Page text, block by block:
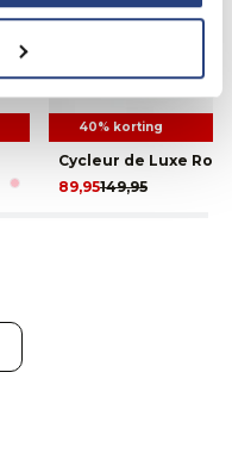
40% korting
Cycleur de Luxe
149,95
89,95